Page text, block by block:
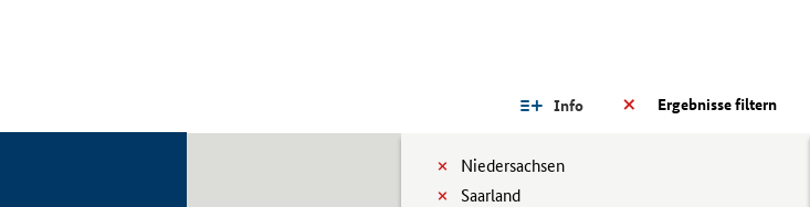
Ergebnisse filtern
Info
Niedersachsen
Saarland